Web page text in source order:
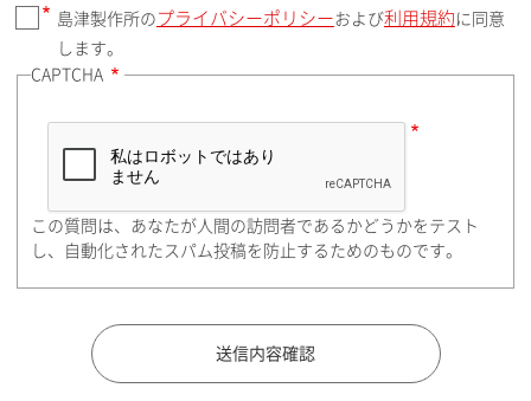
郵便番号（勤務先）
住所検索
都道府県（勤務先）
島津製作所の プライバシーポリシー および利用規約 に同意
します。
CAPTCHA
この質問は、あなたが人間の訪問者であるかどうかをテスト
し、自動化されたスパム投稿を防止するためのものです。